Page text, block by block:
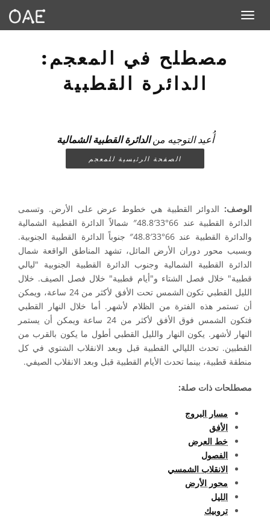
Toggle navigation
مصطلح في المعجم:
الدائرة القطبية
أُعيد التوجيه منالدائرة القطبية الشمالية
الصفحة الرئيسية للمعجم
الوصف: الدوائر القطبية هي خطوط عرض على الأرض. وتسمى
الدائرة القطبية عند 66°33′48.8″ شمالاً الدائرة القطبية الشمالية
والدائرة القطبية عند 66°33′48.8″ جنوباً الدائرة القطبية الجنوبية.
وبسبب محور دوران الأرض المائل، تشهد المناطق الواقعة شمال
الدائرة القطبية الشمالية وجنوب الدائرة القطبية الجنوبية "ليالي
قطبية" خلال فصل الشتاء و"أيام قطبية" خلال فصل الصيف. خلال
الليل القطبي تكون الشمس تحت الأفق لأكثر من 24 ساعة، ويمكن
أن تستمر هذه الفترة من الظلام لأشهر. أما خلال النهار القطبي
فتكون الشمس فوق الأفق لأكثر من 24 ساعة ويمكن أن يستمر
النهار لأشهر. يكون النهار والليل القطبي أطول ما يكون بالقرب من
القطبين. تحدث الليالي القطبية قبل وبعد الانقلاب الشتوي في كل
منطقة قطبية، بينما تحدث الأيام القطبية قبل وبعد الانقلاب الصيفي.
مصطلحات ذات صلة:
مسار البروج
الأفق
خط العرض
الفصول
الانقلاب الشمسي
محور الأرض
الليل
تروبيك